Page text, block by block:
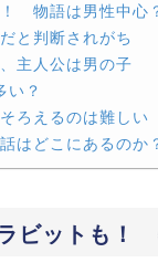
物語は男性中心
と判断されがち
主人公は男の子
い？
ろえるのは難しい
はどこにあるのか
ビットも！